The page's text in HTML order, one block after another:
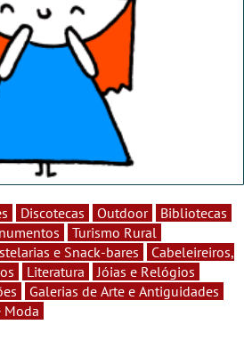
Discotecas Outdoor
Bibliotecas
Turismo Rural
e Snack-bares
Cabeleireiros,
Literatura
Jóias e Relógios
Galerias de Arte e Antiguidades
Moda